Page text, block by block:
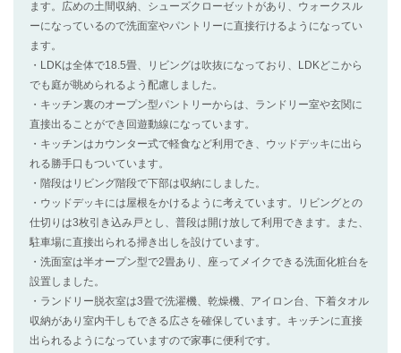
ます。広めの土間収納、シューズクローゼットがあり、ウォークスル
ーになっているので洗面室やパントリーに直接行けるようになってい
ます。
・LDKは全体で18.5畳、リビングは吹抜になっており、LDKどこから
でも庭が眺められるよう配慮しました。
・キッチン裏のオープン型パントリーからは、ランドリー室や玄関に
直接出ることができ回遊動線になっています。
・キッチンはカウンター式で軽食など利用でき、ウッドデッキに出ら
れる勝手口もついています。
・階段はリビング階段で下部は収納にしました。
・ウッドデッキには屋根をかけるように考えています。リビングとの
仕切りは3枚引き込み戸とし、普段は開け放して利用できます。また、
駐車場に直接出られる掃き出しを設けています。
・洗面室は半オープン型で2畳あり、座ってメイクできる洗面化粧台を
設置しました。
・ランドリー脱衣室は3畳で洗濯機、乾燥機、アイロン台、下着タオル
収納があり室内干しもできる広さを確保しています。キッチンに直接
出られるようになっていますので家事に便利です。